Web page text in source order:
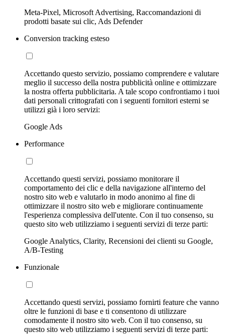
Meta-Pixel, Microsoft Advertising, Raccomandazioni di
prodotti basate sui clic, Ads Defender
Conversion tracking esteso
Accettando questo servizio, possiamo comprendere e valutare
meglio il successo della nostra pubblicità online e ottimizzare
la nostra offerta pubblicitaria. A tale scopo confrontiamo i tuoi
dati personali crittografati con i seguenti fornitori esterni se
utilizzi già i loro servizi:
Google Ads
Performance
Accettando questi servizi, possiamo monitorare il
comportamento dei clic e della navigazione all'interno del
nostro sito web e valutarlo in modo anonimo al fine di
ottimizzare il nostro sito web e migliorare continuamente
l'esperienza complessiva dell'utente. Con il tuo consenso, su
questo sito web utilizziamo i seguenti servizi di terze parti:
Google Analytics, Clarity, Recensioni dei clienti su Google,
A/B-Testing
Funzionale
Accettando questi servizi, possiamo fornirti feature che vanno
oltre le funzioni di base e ti consentono di utilizzare
comodamente il nostro sito web. Con il tuo consenso, su
questo sito web utilizziamo i seguenti servizi di terze parti: